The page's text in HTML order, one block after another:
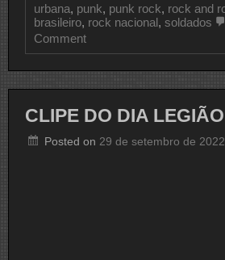
urbana, punk, punk rock, rock and
brasileiro, rock nacional, soldados
Commenton
CLIPE
LEGIÃO
URBANA
CLIPE DO DIA
Posted on 29 de setembro de 2022